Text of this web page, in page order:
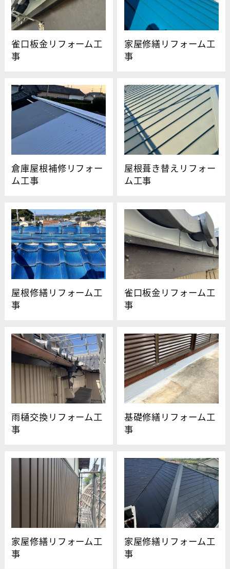
雀口板金リフォーム工
事
家屋修繕リフォーム工
事
倉庫屋根補修リフォー
ム工事
屋根葺き替えリフォー
ム工事
屋根修繕リフォーム工
事
雀口板金リフォーム工
事
雨樋交換リフォーム工
事
基礎修繕リフォーム工
事
家屋修繕リフォーム工
事
家屋修繕リフォーム工
事